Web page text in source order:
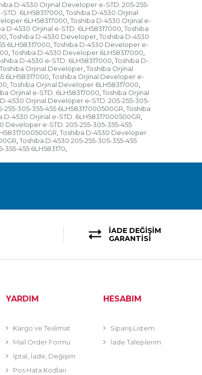
D-4530 Orjinal Developer e-STD. 205-255-
6LH58317000, Toshiba D-4530 Orjinal
6LH58317000, Toshiba D-4530 Orjinal e-
D-4530 Orjinal e-STD. 6LH58317000, Toshiba
, Toshiba D-4530 Developer, Toshiba D-4530
6LH58317000, Toshiba D-4530 Developer e-
, Toshiba D-4530 Developer 6LH58317000,
D-4530 e-STD. 6LH58317000, Toshiba D-
Toshiba Orjinal Developer, Toshiba Orjinal
6LH58317000, Toshiba Orjinal Developer e-
, Toshiba Orjinal Developer 6LH58317000,
Orjinal e-STD. 6LH58317000, Toshiba Orjinal
4530 Orjinal Developer e-STD. 205-255-305-
305-355-455 6LH58317000500GR, Toshiba
D-4530 Orjinal e-STD. 6LH58317000500GR,
Developer e-STD. 205-255-305-355-455
, Toshiba D-4530 Developer
, Toshiba D-4530 205-255-305-355-455
455 6LH583170,
İADE DEĞİŞİM
GARANTİSİ
YARDIM
Kargo ve Teslimat
Mail Order Formu
İptal, İade, Değişim
Pos Hata Kodları
HESABIM
Sipariş Listem
İade Taleplerim